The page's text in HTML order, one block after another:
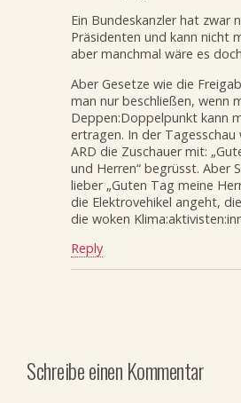
Ein Bundeskanzler hat zwar
Präsidenten und kann nicht
aber manchmal wäre es
Aber Gesetze wie die
man nur beschließen, wenn
Deppen:Doppelpunkt kann
ertragen. In der
ARD die Zuschauer mit:
und Herren“ begrüsst. Aber
lieber „Guten Tag meine
die Elektrovehikel angeht,
die woken
Reply
Schreibe einen Kommentar